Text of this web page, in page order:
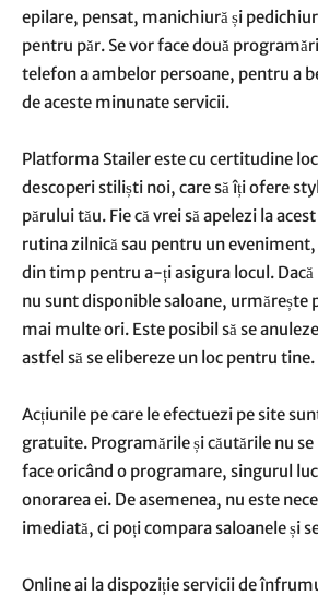
epilare, pensat, manichiură și
pentru păr. Se vor face două
telefon a ambelor persoane, pentru a
de aceste minunate servicii.
Platforma Stailer este cu certitudine
descoperi stiliști noi, care să îți ofere
părului tău. Fie că vrei să apelezi la
rutina zilnică sau pentru un
din timp pentru a-ți asigura locul. Dacă
nu sunt disponible saloane, urmărește
mai multe ori. Este posibil să se
astfel să se elibereze un loc pentru tine.
Acțiunile pe care le efectuezi pe site
gratuite. Programările și căutările nu se
face oricând o programare, singurul
onorarea ei. De asemenea, nu este
imediată, ci poți compara saloanele și
Online ai la dispoziție servicii de